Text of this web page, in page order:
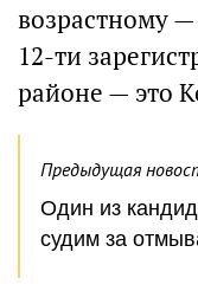
возрастному —
12-ти
районе — это
Предыдущая
Один из
судим за